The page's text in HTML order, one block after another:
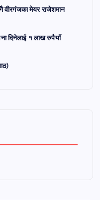
वीरगंजका मेयर राजेशमान
दिनेलाई १ लाख रुपैयाँ